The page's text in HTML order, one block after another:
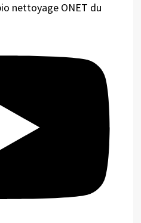
nettoyage ONET du